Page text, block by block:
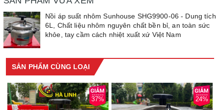
Nồi áp suất nhôm Sunhouse SHG9900-06 - Dung tích
6L, Chất liệu nhôm nguyên chất bền bỉ, an toàn sức
khỏe, tay cầm cách nhiệt xuất xứ Việt Nam
SẢN PHẨM CÙNG LOẠI
37% 24%